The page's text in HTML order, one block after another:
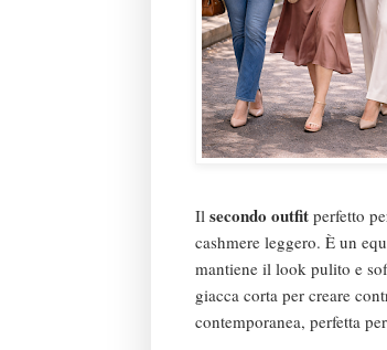
Il secondo outfit perfetto
cashmere leggero. È un
mantiene il look pulito e
giacca corta per creare
contemporanea, perfetta